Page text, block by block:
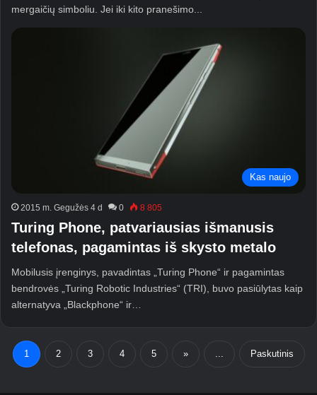
mergaičių simboliu. Jei iki kito pranešimo...
Kas naujo
2015 m. Gegužės 4 d 0 8 805
Turing Phone, patvariausias išmanusis
telefonas, pagamintas iš skysto metalo
Mobilusis įrenginys, pavadintas „Turing Phone“ ir pagamintas
bendrovės „Turing Robotic Industries“ (TRI), buvo pasiūlytas kaip
alternatyva „Blackphone“ ir…
1 2 3 4 5 » ... Paskutinis